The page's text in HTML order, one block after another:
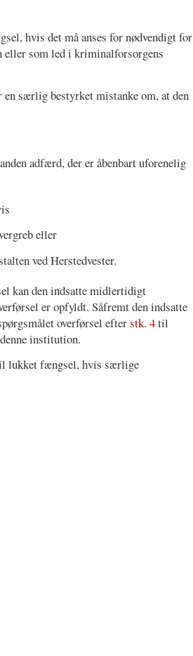
hvis det må anses for nødvendigt for
eller som led i kriminalforsorgens
særlig bestyrket mistanke om, at den
adfærd, der er åbenbart uforenelig
eller
ved Herstedvester.
kan den indsatte midlertidigt
er opfyldt. Såfremt den indsatte
overførsel efterstk. 4til
institution.
lukket fængsel, hvis særlige